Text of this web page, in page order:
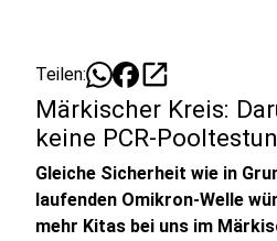
Teilen: open_in_new
Märkischer Kreis:
keine PCR-
Gleiche Sicherheit wie in
laufenden Omikron-Welle
mehr Kitas bei uns im